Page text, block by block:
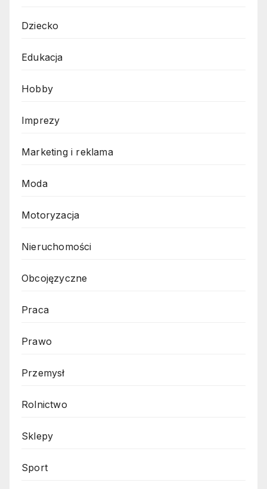
Dziecko
Edukacja
Hobby
Imprezy
Marketing i reklama
Moda
Motoryzacja
Nieruchomości
Obcojęzyczne
Praca
Prawo
Przemysł
Rolnictwo
Sklepy
Sport